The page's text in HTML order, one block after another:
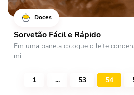
Doces
Sorvetão Fácil e Rápido
Em uma panela coloque o leite
mi...
1 ... 53 54